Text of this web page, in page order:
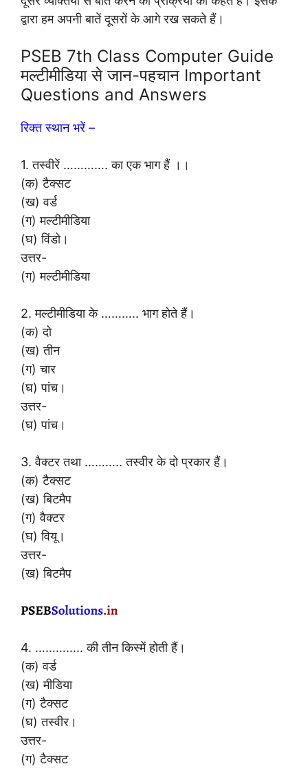
द्वारा हम अपनी बातें दूसरों के आगे रख सकते हैं।
PSEB 7th Class Computer Guide
मल्टीमीडिया से जान-पहचान Important
Questions and Answers
रिक्त स्थान भरें –
1. तस्वीरें …………. का एक भाग हैं ।।
(क) टैक्सट
(ख) वर्ड
(ग) मल्टीमीडिया
(घ) विंडो।
उत्तर-
(ग) मल्टीमीडिया
2. मल्टीमीडिया के ……….. भाग होते हैं।
(क) दो
(ख) तीन
(ग) चार
(घ) पांच।
उत्तर-
(घ) पांच।
3. वैक्टर तथा ……….. तस्वीर के दो प्रकार हैं।
(क) टैक्सट
(ख) बिटमैप
(ग) वैक्टर
(घ) वियू।
उत्तर-
(ख) बिटमैप
4. ………….. की तीन किस्में होती हैं।
(क) वर्ड
(ख) मीडिया
(ग) टैक्सट
(घ) तस्वीर।
उत्तर-
(ग) टैक्सट